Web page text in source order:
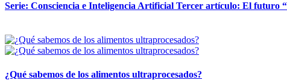
Serie: Consciencia e Inteligencia Artificial Tercer artículo: El futuro
¿Qué sabemos de los alimentos ultraprocesados?